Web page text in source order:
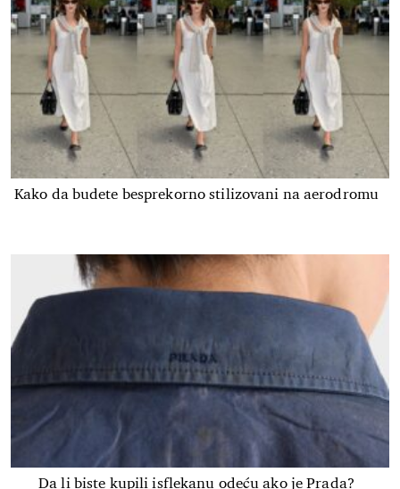
Kako da budete besprekorno stilizovani na aerodromu
Da li biste kupili isflekanu odeću ako je Prada?